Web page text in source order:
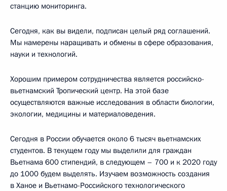
станцию мониторинга.
Сегодня, как вы видели, подписан целый ряд соглашений.
Мы намерены наращивать и обмены в сфере образования,
науки и технологий.
Хорошим примером сотрудничества является российско-
вьетнамский Тропический центр. На этой базе
осуществляются важные исследования в области биологии,
экологии, медицины и материаловедения.
Сегодня в России обучается около 6 тысяч вьетнамских
студентов. В текущем году мы выделили для граждан
Вьетнама 600 стипендий, в следующем – 700 и к 2020 году
до 1000 будем выделять. Изучаем возможность создания
в Ханое и Вьетнамо-Российского технологического